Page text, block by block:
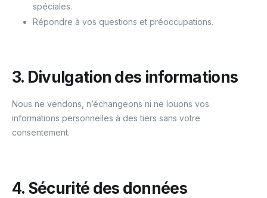
spéciales.
Répondre à vos questions et préoccupations.
3. Divulgation des informations
Nous ne vendons, n’échangeons ni ne louons vos
informations personnelles à des tiers sans votre
consentement.
4. Sécurité des données